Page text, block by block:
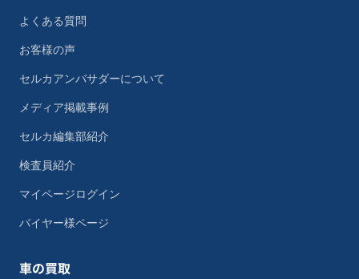
よくある質問
お客様の声
セルカアンバサダーについて
メディア掲載事例
セルカ編集部紹介
検査員紹介
マイページログイン
バイヤー様ページ
車の買取